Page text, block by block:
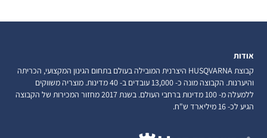
אודות
קבוצת HUSQVARNA היצרנית המובילה בעולם בתחום הגינון המקצועי, הכריתה
והיערנות. הקבוצה מונה כ- 13,000 עובדים ב- 40 מדינות. מוצריה משווקים
ללמעלה מ- 100 מדינות ברחבי העולם. בשנת 2017 מחזור המכירות של הקבוצה
הגיע לכ- 16 מיליארד ש"ח.